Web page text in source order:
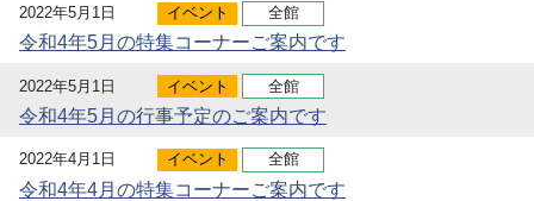
2022年5月1日 イベント 全館
令和4年5月の特集コーナーご案内です
2022年5月1日 イベント 全館
令和4年5月の行事予定のご案内です
2022年4月1日 イベント 全館
令和4年4月の特集コーナーご案内です